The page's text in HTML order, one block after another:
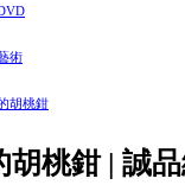
術
胡桃鉗
胡桃鉗 | 誠